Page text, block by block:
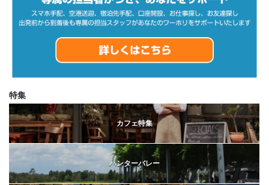
特集
カフェ特集
ハンターバレー